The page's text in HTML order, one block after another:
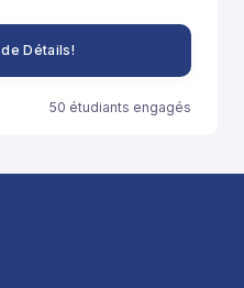
et promouvoir la
Détails!
50 étudiants engagés